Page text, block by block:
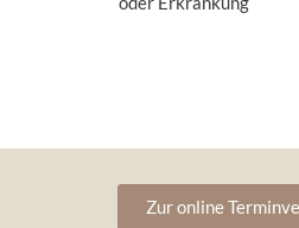
Zur online